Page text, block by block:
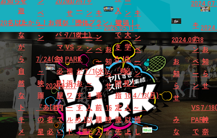
遊
び
な
が
ら
自
然
な
ト
キ
メ
ペ
ー
ン
7/24(金)
～
映
画
『あ
の
星
2026.07.17
【若
者
必
【パ
パ・
マ
マ
必
見】
屋
内
で
い
せ
7/18(土)
VS
PARK
横
浜
ワ
ー
ル
ド
ー
チ
ケ
ッ
ト
が
お
す
す
め！
【重
ン
ペ
ー
ン
7/1(水)
～
4
人
以
上
キ
ャ
ン
ペ
ー
ン
事
前
購
入
2026.05.11
お
知
ら
せ
16
時
か
入
場
で
き
る！
「時
間
指
定
優
先
ン
大
学
生
必
見！
10
人
以
上
キ
ャ
ン
ペ
ー
ン
4/13(月)
～
嬉
し
2024.09.18
お
知
ら
せ
み
な
キ
ャ
ン
ペ
ー
ン
VS
PARK
で
お
知
ら
せ
7/
神
奈
20名以上から！お得な「団体プラン」登場！